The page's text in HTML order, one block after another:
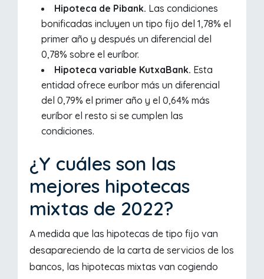
Hipoteca de Pibank. Las condiciones
bonificadas incluyen un tipo fijo del 1,78% el
primer año y después un diferencial del
0,78% sobre el euríbor.
Hipoteca variable KutxaBank. Esta
entidad ofrece euríbor más un diferencial
del 0,79% el primer año y el 0,64% más
euríbor el resto si se cumplen las
condiciones.
¿Y cuáles son las
mejores hipotecas
mixtas de 2022?
A medida que las hipotecas de tipo fijo van
desapareciendo de la carta de servicios de los
bancos, las hipotecas mixtas van cogiendo